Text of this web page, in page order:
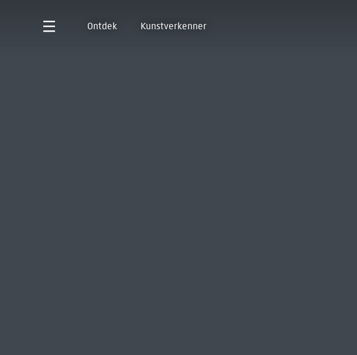
Ontdek Kunstverkenner